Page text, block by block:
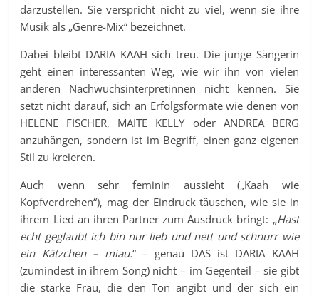
darzustellen. Sie verspricht nicht zu viel, wenn sie ihre
Musik als „Genre-Mix“ bezeichnet.
Dabei bleibt DARIA KAAH sich treu. Die junge Sängerin
geht einen interessanten Weg, wie wir ihn von vielen
anderen Nachwuchsinterpretinnen nicht kennen. Sie
setzt nicht darauf, sich an Erfolgsformate wie denen von
HELENE FISCHER, MAITE KELLY oder ANDREA BERG
anzuhängen, sondern ist im Begriff, einen ganz eigenen
Stil zu kreieren.
Auch wenn sehr feminin aussieht („Kaah wie
Kopfverdrehen“), mag der Eindruck täuschen, wie sie in
ihrem Lied an ihren Partner zum Ausdruck bringt: „Hast
echt geglaubt ich bin nur lieb und nett und schnurr wie
ein Kätzchen – miau.“ – genau DAS ist DARIA KAAH
(zumindest in ihrem Song) nicht – im Gegenteil – sie gibt
die starke Frau, die den Ton angibt und der sich ein